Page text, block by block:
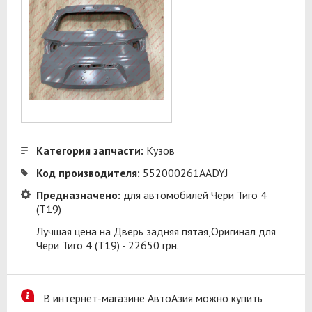
Категория запчасти: Кузов
Код производителя: 552000261AADYJ
Предназначено: для автомобилей Чери Тиго 4
(T19)
Лучшая цена на Дверь задняя пятая,Оригинал для
Чери Тиго 4 (T19) - 22650 грн.
В интернет-магазине АвтоАзия можно купить